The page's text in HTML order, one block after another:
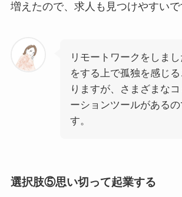
増えたので、求人も見つけやすいで
リモートワークをしま
をする上で孤独を感じ
りますが、さまざまな
ーションツールがある
す。
選択肢⑤思い切って起業する